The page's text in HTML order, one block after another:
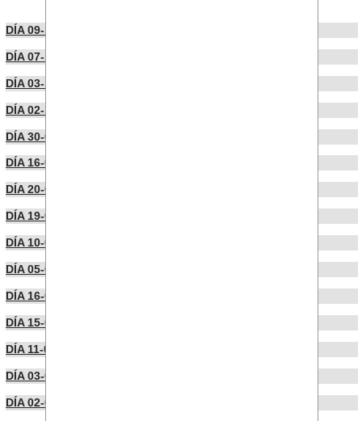
DÍA 09-10-2024
DÍA 07-10-2024
DÍA 03-10-2024
DÍA 02-10-2024
DÍA 30-09-2024
DÍA 16-09-2024
DÍA 20-06-2024
DÍA 19-06-2024
DÍA 10-06-2024
DÍA 05-06-2024
DÍA 16-04-2024
DÍA 15-04-2024
DÍA 11-04-2024
DÍA 03-04-2024
DÍA 02-04-2024